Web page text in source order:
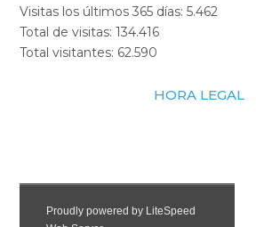
Visitas los últimos 365 días:5.462
Total de visitas:134.416
Total visitantes: 62.590
HORA LEGAL